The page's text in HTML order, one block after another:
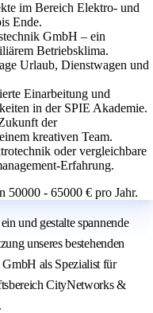
im Bereich Elektro- und
Ende.
GmbH – ein
Betriebsklima.
Urlaub, Dienstwagen und
Einarbeitung und
in der SPIE Akademie.
der
kreativen Team.
oder vergleichbare
Erfahrung.
50000 - 65000 € pro Jahr.
und gestalte spannende
unseres bestehenden
als Spezialist für
CityNetworks &